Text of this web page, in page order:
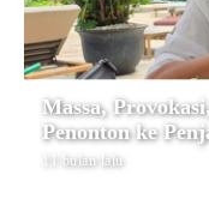
Massa,
Penonton ke
11 bulan lalu